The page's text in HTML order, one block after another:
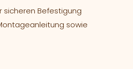
sicheren Befestigung
sowie